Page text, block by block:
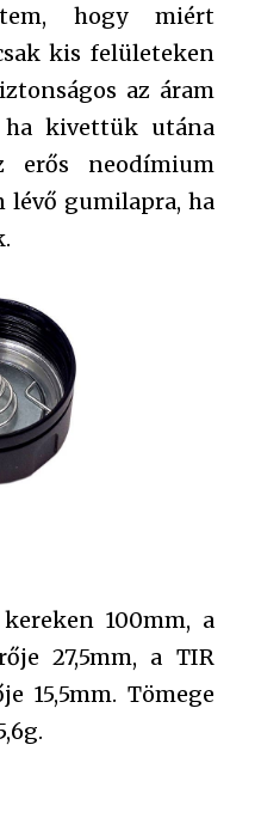
hogy miért
kis felületeken
az áram
kivettük utána
erős neodímium
lévő gumilapra, ha
100mm, a
27,5mm, a TIR
15,5mm. Tömege